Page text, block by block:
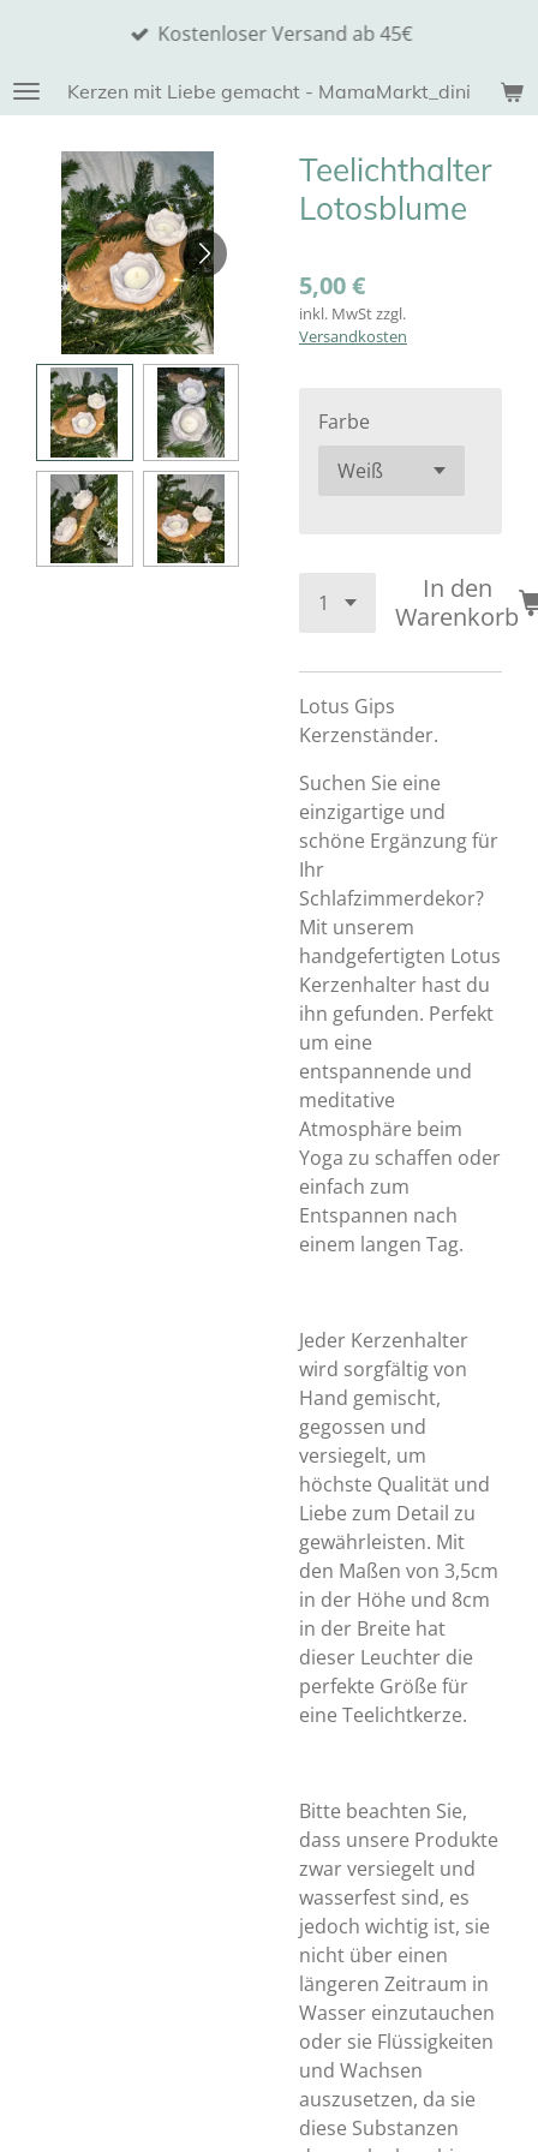
springenKerzen mit Liebe gemacht - MamaMarkt_dini
Kostenloser Versand ab 45€
Teelichthalter
Lotosblume
5,00 €
inkl. MwSt zzgl.
Versandkosten
Farbe
In den
Warenkorb
Lotus Gips
Kerzenständer.
Suchen Sie eine
einzigartige und
schöne Ergänzung für
Ihr
Schlafzimmerdekor?
Mit unserem
handgefertigten Lotus
Kerzenhalter hast du
ihn gefunden. Perfekt
um eine
entspannende und
meditative
Atmosphäre beim
Yoga zu schaffen oder
einfach zum
Entspannen nach
einem langen Tag.
Jeder Kerzenhalter
wird sorgfältig von
Hand gemischt,
gegossen und
versiegelt, um
höchste Qualität und
Liebe zum Detail zu
gewährleisten. Mit
den Maßen von 3,5cm
in der Höhe und 8cm
in der Breite hat
dieser Leuchter die
perfekte Größe für
eine Teelichtkerze.
Bitte beachten Sie,
dass unsere Produkte
zwar versiegelt und
wasserfest sind, es
jedoch wichtig ist, sie
nicht über einen
längeren Zeitraum in
Wasser einzutauchen
oder sie Flüssigkeiten
und Wachsen
auszusetzen, da sie
diese Substanzen